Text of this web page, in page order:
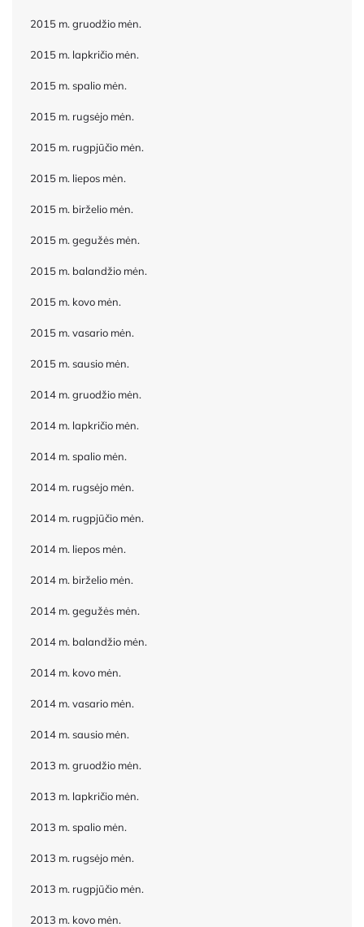
2015 m. gruodžio mėn.
2015 m. lapkričio mėn.
2015 m. spalio mėn.
2015 m. rugsėjo mėn.
2015 m. rugpjūčio mėn.
2015 m. liepos mėn.
2015 m. birželio mėn.
2015 m. gegužės mėn.
2015 m. balandžio mėn.
2015 m. kovo mėn.
2015 m. vasario mėn.
2015 m. sausio mėn.
2014 m. gruodžio mėn.
2014 m. lapkričio mėn.
2014 m. spalio mėn.
2014 m. rugsėjo mėn.
2014 m. rugpjūčio mėn.
2014 m. liepos mėn.
2014 m. birželio mėn.
2014 m. gegužės mėn.
2014 m. balandžio mėn.
2014 m. kovo mėn.
2014 m. vasario mėn.
2014 m. sausio mėn.
2013 m. gruodžio mėn.
2013 m. lapkričio mėn.
2013 m. spalio mėn.
2013 m. rugsėjo mėn.
2013 m. rugpjūčio mėn.
2013 m. kovo mėn.